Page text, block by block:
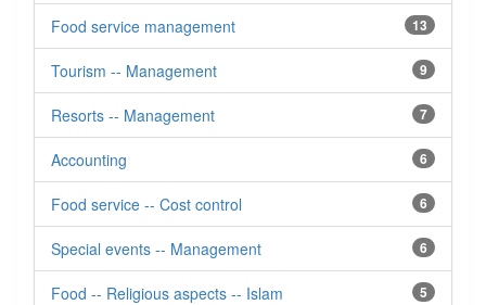
13
Food service management
9
Tourism -- Management
7
Resorts -- Management
6
Accounting
6
Food service -- Cost control
6
Special events -- Management
5
Food -- Religious aspects -- Islam